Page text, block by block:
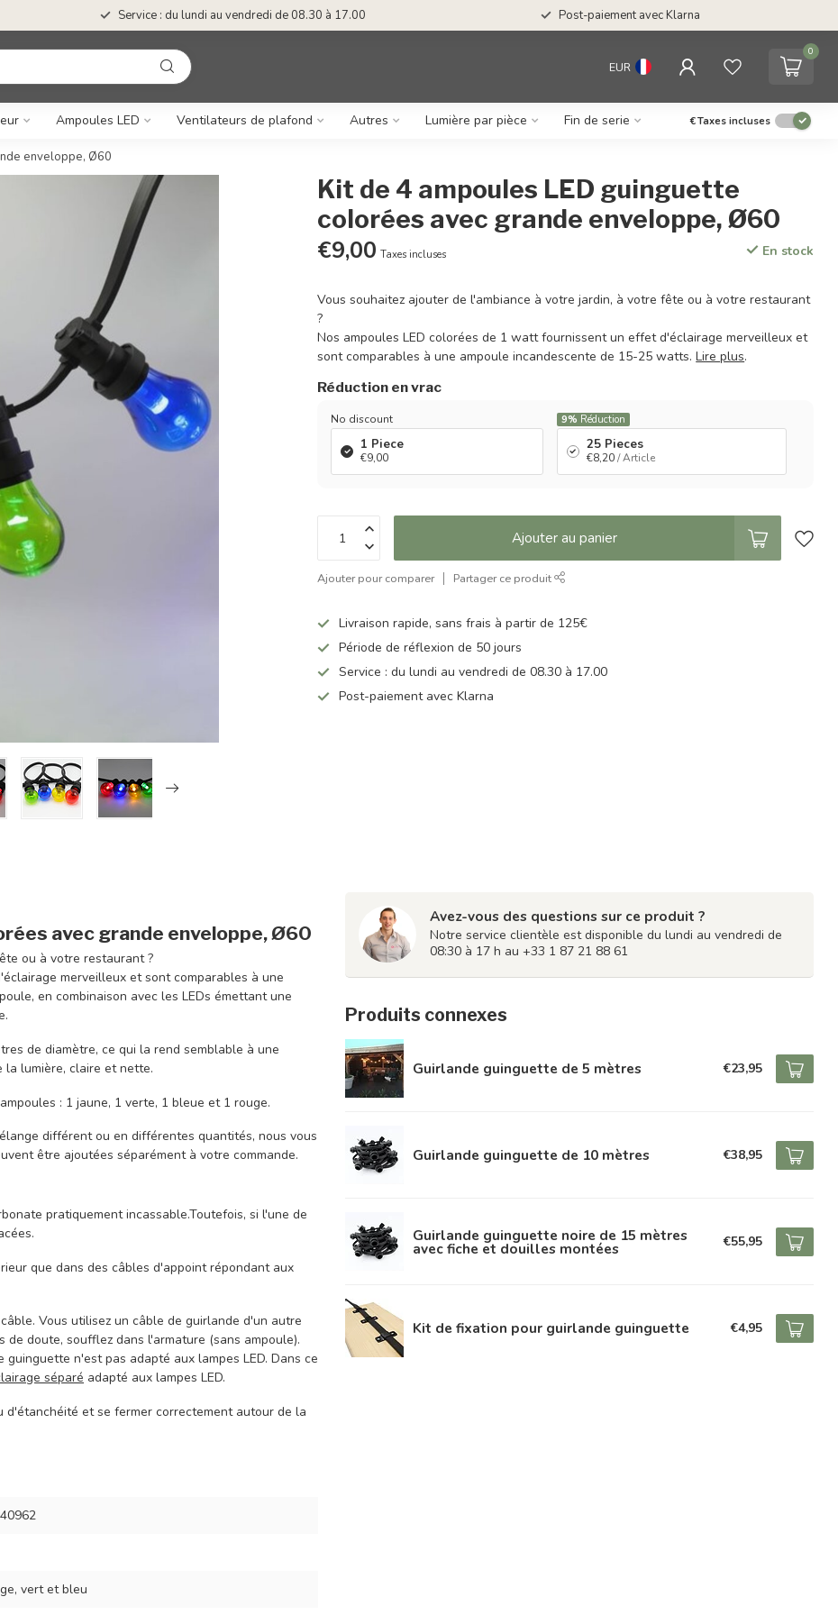
Service : du lundi au vendredi de 08.30 à 17.00 Post-paiement avec Klarna
EUR
0
Ampoules LED Ventilateurs de plafond Autres Lumière par pièce Fin de serie €Taxes incluses
enveloppe, Ø60
Kit de 4 ampoules LED guinguette
colorées avec grande enveloppe, Ø60
€9,00 Taxes incluses En stock
Vous souhaitez ajouter de l'ambiance à votre jardin, à votre fête ou à votre restaurant
?
Nos ampoules LED colorées de 1 watt fournissent un effet d'éclairage merveilleux et
sont comparables à une ampoule incandescente de 15-25 watts.Lire plus.
Réduction en vrac
No discount
1 Piece
€9,00
9% Réduction
25 Pieces
€8,20 / Article
Ajouter au panier
Ajouter pour comparer Partager ce produit
Livraison rapide, sans frais à partir de 125€
Période de réflexion de 50 jours
Service : du lundi au vendredi de 08.30 à 17.00
Post-paiement avec Klarna
avec grande enveloppe, Ø60
ou à votre restaurant ?
merveilleux et sont comparables à une
en combinaison avec les LEDs émettant une
de diamètre, ce qui la rend semblable à une
la lumière, claire et nette.
: 1 jaune, 1 verte, 1 bleue et 1 rouge.
différent ou en différentes quantités, nous vous
être ajoutées séparément à votre commande.
pratiquement incassable.Toutefois, si l'une de
que dans des câbles d'appoint répondant aux
Vous utilisez un câble de guirlande d'un autre
de doute, soufflez dans l'armature (sans ampoule).
n'est pas adapté aux lampes LED. Dans ce
séparé adapté aux lampes LED.
et se fermer correctement autour de la
vert et bleu
Avez-vous des questions sur ce produit ?
Notre service clientèle est disponible du lundi au vendredi de
08:30 à 17 h au +33 1 87 21 88 61
Produits connexes
Guirlande guinguette de 5 mètres €23,95
Guirlande guinguette de 10 mètres €38,95
Guirlande guinguette noire de 15 mètres
avec fiche et douilles montées €55,95
Kit de fixation pour guirlande guinguette €4,95